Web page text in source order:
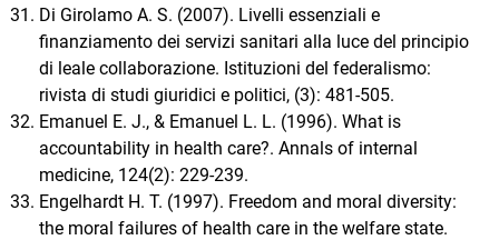
Di Girolamo A. S. (2007). Livelli essenziali e
finanziamento dei servizi sanitari alla luce del principio
di leale collaborazione. Istituzioni del federalismo:
rivista di studi giuridici e politici, (3): 481-505.
Emanuel E. J., & Emanuel L. L. (1996). What is
accountability in health care?. Annals of internal
medicine, 124(2): 229-239.
Engelhardt H. T. (1997). Freedom and moral diversity:
the moral failures of health care in the welfare state.